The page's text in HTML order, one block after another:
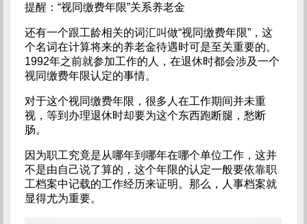
提醒：“视同缴费年限”关系养老金
还有一个跟工龄相关的词汇叫做“视同缴费年限”，这
个名词在计算将来的养老金待遇时可是至关重要的。
1992年之前就参加工作的人，在退休时都会涉及一个
视同缴费年限认定的事情。
对于这个视同缴费年限，很多人在工作期间并未重
视，等到办理退休时却要为这个东西跑断腿，愁断
肠。
因为职工究竟是从哪年到哪年在哪个单位工作，这并
不是由自己说了算的，这个年限的认定一般要依靠职
工档案中记载的工作经历来证明。那么，人事档案就
显得尤为重要。